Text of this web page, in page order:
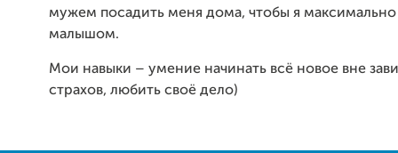
мужем посадить меня дома, чтобы я максимально
малышом.
Мои навыки – умение начинать всё новое вне
страхов, любить своё дело)